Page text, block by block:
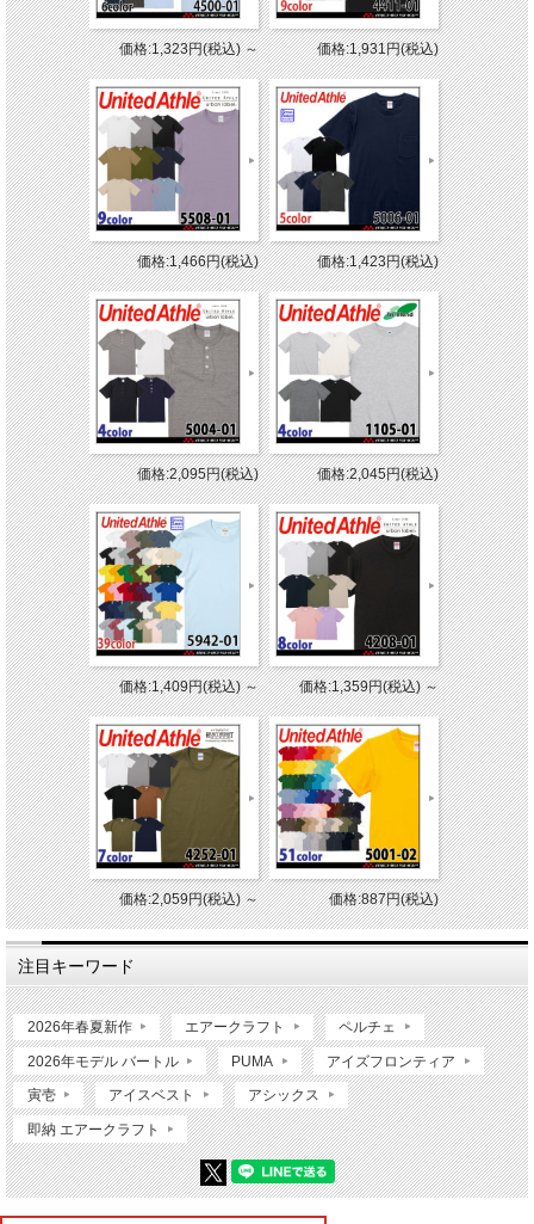
価格:1,323円(税込)～ 価格:1,931円(税込)
価格:1,466円(税込) 価格:1,423円(税込)
価格:2,095円(税込) 価格:2,045円(税込)
価格:1,409円(税込)～ 価格:1,359円(税込)～
価格:2,059円(税込)～ 価格:887円(税込)
注目キーワード
2026年春夏新作 エアークラフト ペルチェ
2026年モデル バートル PUMA アイズフロンティア
寅壱 アイスベスト アシックス
即納 エアークラフト